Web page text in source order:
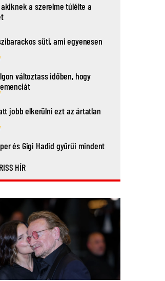
a szerelme túlélte a
süti, ami egyenesen
változtass időben, hogy
jobb elkerülni ezt az ártatlan
és Gigi Hadid gyűrűi mindent
HÍR